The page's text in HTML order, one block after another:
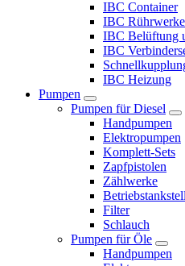
IBC Container
IBC Rührwerke
IBC Belüftung
IBC
IBC Heizung
Pumpen
Pumpen für Diesel
Handpumpen
Elektropumpen
Komplett-Sets
Zapfpistolen
Zählwerke
Filter
Schlauch
Pumpen für Öle
Handpumpen